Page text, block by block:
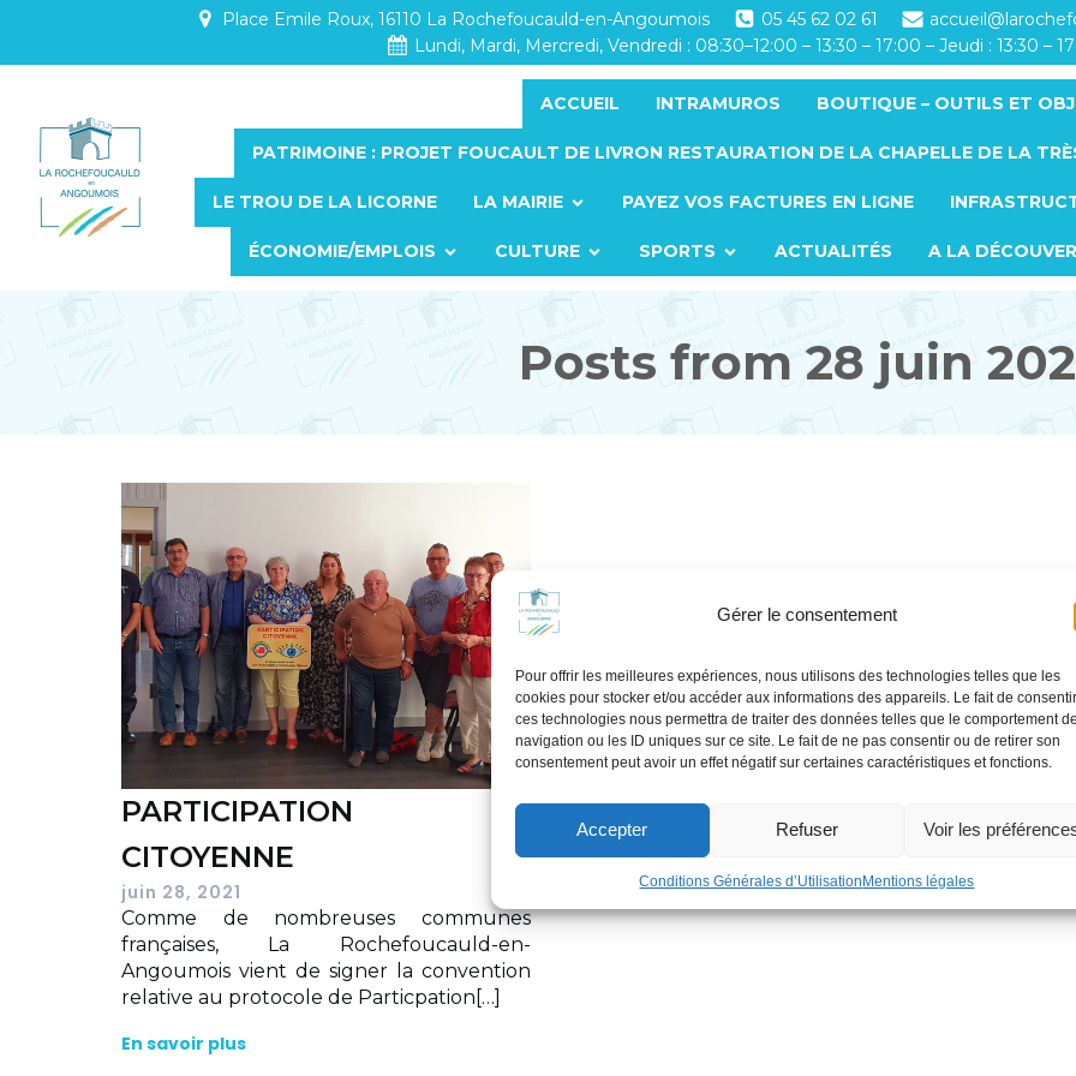
Gérer le consentement
Pour offrir les meilleures expériences, nous utilisons des technologies telles que les
cookies pour stocker et/ou accéder aux informations des appareils. Le fait de
ces technologies nous permettra de traiter des données telles que le comportement de
navigation ou les ID uniques sur ce site. Le fait de ne pas consentir ou de retirer son
consentement peut avoir un effet négatif sur certaines caractéristiques et fonctions.
Accepter Refuser Voir les
Conditions Générales d’UtilisationMentions légales
Place Emile Roux, 16110 La Rochefoucauld-en-Angoumois 05 45 62 02 61
Lundi, Mardi, Mercredi, Vendredi : 08:30–12:00 – 13:30 – 17:00 – Jeudi : 13:30 –
ACCUEIL INTRAMUROS BOUTIQUE – OUTILS ET
PATRIMOINE : PROJET FOUCAULT DE LIVRON RESTAURATION DE LA CHAPELLE DE LA
LE TROU DE LA LICORNE LA MAIRIE PAYEZ VOS FACTURES EN LIGNE
ÉCONOMIE/EMPLOIS CULTURE SPORTS ACTUALITÉS A LA
Posts from 28 juin
PARTICIPATION
CITOYENNE
juin 28, 2021
Comme de nombreuses communes
françaises, La Rochefoucauld-en-
Angoumois vient de signer la convention
relative au protocole de Particpation[…]
En savoir plus